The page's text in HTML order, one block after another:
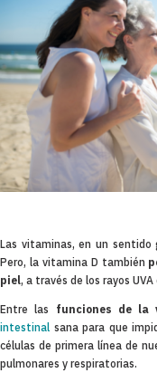
Las vitaminas, en un
Pero, la vitamina D también
piel, a través de los rayos UVA
Entre las funciones de la
intestinal sana para que
células de primera línea de
pulmonares y respiratorias.